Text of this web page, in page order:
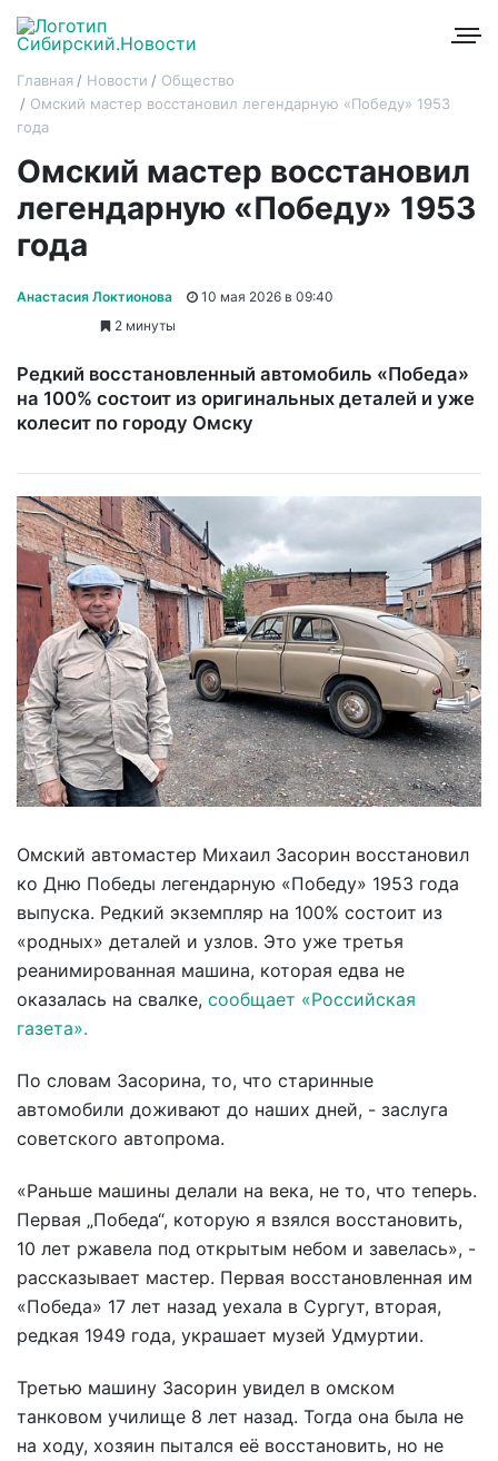
Главная Новости
Общество
Омский мастер восстановил легендарную «Победу» 1953
года
Омский мастер восстановил
легендарную «Победу» 1953
года
Анастасия Локтионова
10 мая 2026 в 09:40
2 минуты
Редкий восстановленный автомобиль «Победа»
на 100% состоит из оригинальных деталей и уже
колесит по городу Омску
Омский автомастер Михаил Засорин восстановил
ко Дню Победы легендарную «Победу» 1953 года
выпуска. Редкий экземпляр на 100% состоит из
«родных» деталей и узлов. Это уже третья
реанимированная машина, которая едва не
оказалась на свалке, сообщает «Российская
газета».
По словам Засорина, то, что старинные
автомобили доживают до наших дней, - заслуга
советского автопрома.
«Раньше машины делали на века, не то, что теперь.
Первая „Победа“, которую я взялся восстановить,
10 лет ржавела под открытым небом и завелась», -
рассказывает мастер. Первая восстановленная им
«Победа» 17 лет назад уехала в Сургут, вторая,
редкая 1949 года, украшает музей Удмуртии.
Третью машину Засорин увидел в омском
танковом училище 8 лет назад. Тогда она была не
на ходу, хозяин пытался её восстановить, но не